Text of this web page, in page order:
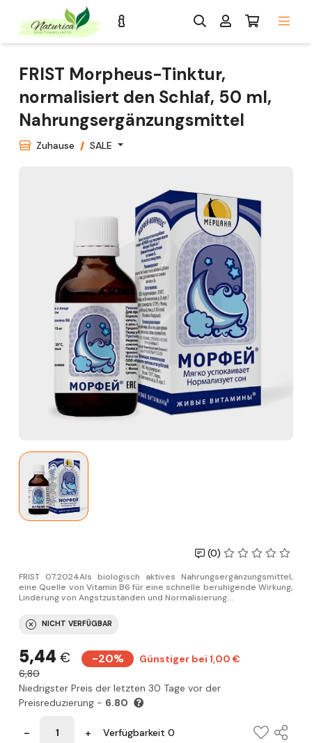
FRIST Morpheus-Tinktur,
normalisiert den Schlaf, 50 ml,
Nahrungsergänzungsmittel
Zuhause SALE
(0)
FRIST 07.2024Als biologisch aktives Nahrungsergänzungsmittel,
eine Quelle von Vitamin B6 für eine schnelle beruhigende Wirkung,
Linderung von Angstzuständen und Normalisierung...
NICHT VERFÜGBAR
5,44€ -20%
Günstiger bei 1,00 €
6,80
Niedrigster Preis der letzten 30 Tage vor der
Preisreduzierung - 6.80
Verfügbarkeit 0